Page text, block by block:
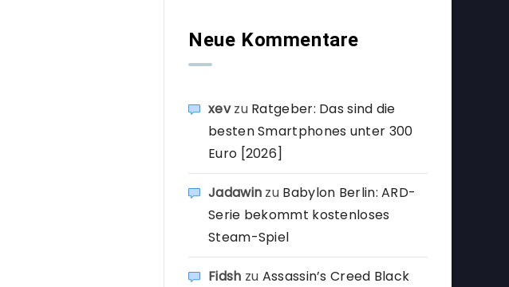
Neue Kommentare
xevzu Ratgeber: Das sind die
besten Smartphones unter 300
Euro [2026]
Jadawin zu Babylon Berlin: ARD-
Serie bekommt kostenloses
Steam-Spiel
Fidsh zu Assassin’s Creed Black